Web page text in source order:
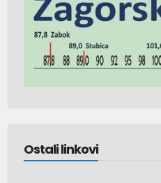
Ostali linkovi